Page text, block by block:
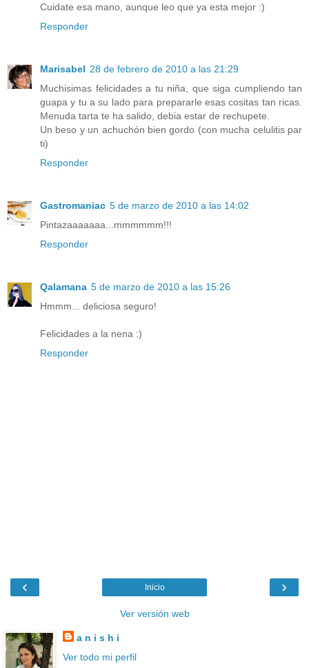
Cuidate esa mano, aunque leo que ya esta mejor :)
Responder
Marisabel 28 de febrero de 2010 a las 21:29
Muchisimas felicidades a tu niña, que siga cumpliendo tan
guapa y tu a su lado para prepararle esas cositas tan ricas.
Menuda tarta te ha salido, debia estar de rechupete.
Un beso y un achuchón bien gordo (con mucha celulitis par
ti)
Responder
Gastromaniac 5 de marzo de 2010 a las 14:02
Pintazaaaaaaa...mmmmmm!!!
Responder
Qalamana 5 de marzo de 2010 a las 15:26
Hmmm... deliciosa seguro!
Felicidades a la nena :)
Responder
‹ ›
Inicio
Ver versión web
a n i s h i
Ver todo mi perfil